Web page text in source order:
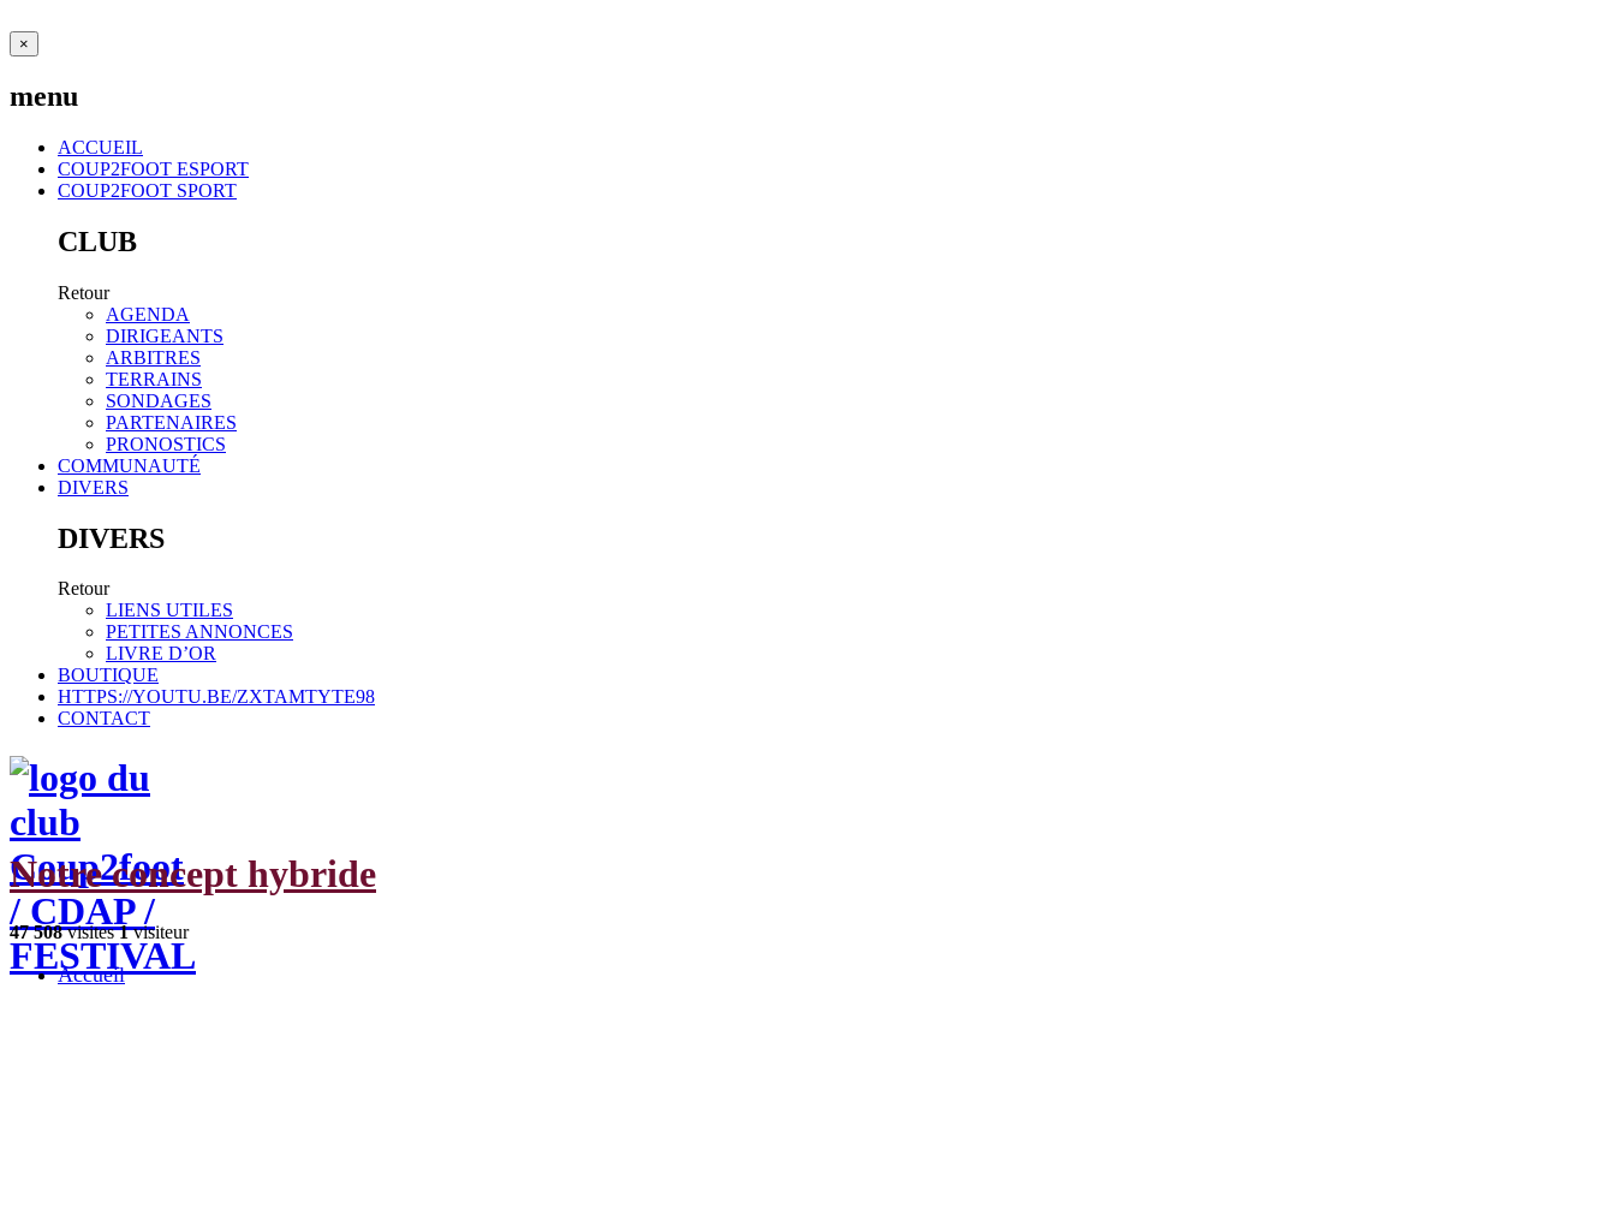
×
menu
ACCUEIL
COUP2FOOT ESPORT
COUP2FOOT SPORT
CLUB
Retour
AGENDA
DIRIGEANTS
ARBITRES
TERRAINS
SONDAGES
PARTENAIRES
PRONOSTICS
COMMUNAUTÉ
DIVERS
DIVERS
Retour
LIENS UTILES
PETITES ANNONCES
LIVRE D’OR
BOUTIQUE
HTTPS://YOUTU.BE/ZXTAMTYTE98
CONTACT
Notre concept hybride
47 508visites1visiteur
Accueil